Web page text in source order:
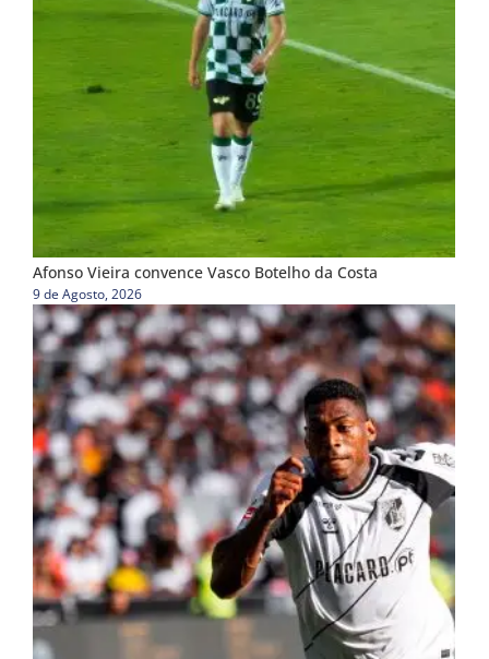
Afonso Vieira convence Vasco Botelho da Costa
9 de Agosto, 2026